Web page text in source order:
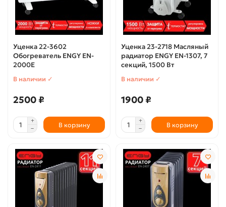
Уценка 22-3602
Обогреватель ENGY EN-
2000E
В наличии ✓
2500 ₽
В корзину
Уценка 23-2718 Масляный
радиатор ENGY EN-1307, 7
секций, 1500 Вт
В наличии ✓
1900 ₽
В корзину